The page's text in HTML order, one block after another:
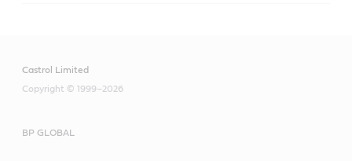
Castrol Limited
Copyright © 1999–2026
BP GLOBAL